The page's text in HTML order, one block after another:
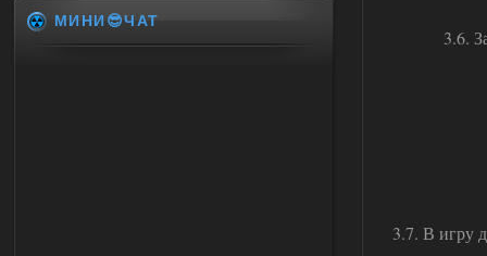
3.6.
3.7. В игру
МИНИ😎ЧАТ